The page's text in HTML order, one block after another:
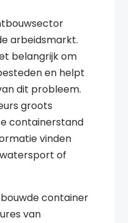
arbeidsmarkt.
belangrijk om
en helpt
dit probleem.
groots
containerstand
vinden
of
container
van